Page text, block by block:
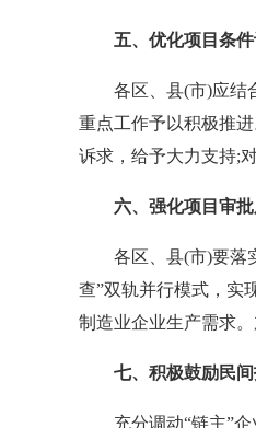
五、优化项目条
各区、县(市)应结合
重点工作予以积极推
诉求，给予大力支持;
六、强化项目审
各区、县(市)要落实
查”双轨并行模式，实
制造业企业生产需求
七、积极鼓励民
充分调动“链主”企业